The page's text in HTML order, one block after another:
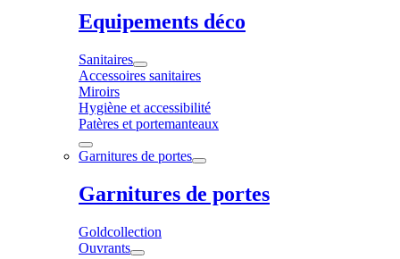
Equipements déco
Sanitaires
Accessoires sanitaires
Miroirs
Hygiène et accessibilité
Patères et portemanteaux
Garnitures de portes
Garnitures de portes
Goldcollection
Ouvrants